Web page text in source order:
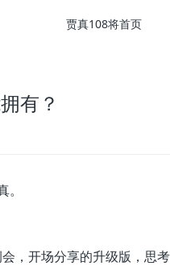
贾真108将首页
有？
，开场分享的升级版，思